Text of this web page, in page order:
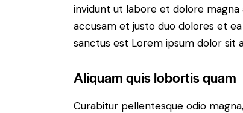
invidunt ut labore et dolore magna
accusam et justo duo dolores et
sanctus est Lorem ipsum dolor sit
Aliquam quis lobortis quam
Curabitur pellentesque odio